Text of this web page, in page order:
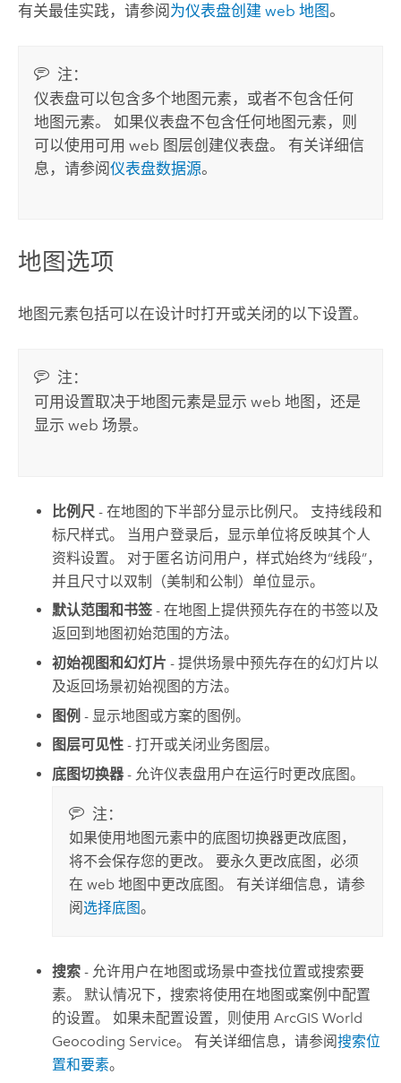
有关最佳实践，请参阅为仪表盘创建 web 地图。
注：
仪表盘可以包含多个地图元素，或者不包含任何
地图元素。 如果仪表盘不包含任何地图元素，则
可以使用可用 web 图层创建仪表盘。 有关详细信
息，请参阅仪表盘数据源。
地图选项
地图元素包括可以在设计时打开或关闭的以下设置。
注：
可用设置取决于地图元素是显示 web 地图，还是
显示 web 场景。
比例尺 - 在地图的下半部分显示比例尺。 支持线段和
标尺样式。 当用户登录后，显示单位将反映其个人
资料设置。 对于匿名访问用户，样式始终为“线段”，
并且尺寸以双制（美制和公制）单位显示。
默认范围和书签 - 在地图上提供预先存在的书签以及
返回到地图初始范围的方法。
初始视图和幻灯片 - 提供场景中预先存在的幻灯片以
及返回场景初始视图的方法。
图例 - 显示地图或方案的图例。
图层可见性 - 打开或关闭业务图层。
底图切换器- 允许仪表盘用户在运行时更改底图。
注：
如果使用地图元素中的底图切换器更改底图，
将不会保存您的更改。 要永久更改底图，必须
在 web 地图中更改底图。 有关详细信息，请参
阅选择底图。
搜索 - 允许用户在地图或场景中查找位置或搜索要
素。 默认情况下，搜索将使用在地图或案例中配置
的设置。
如果未配置设置，则使用ArcGIS World
Geocoding Service。 有关详细信息，请参阅搜索位
置和要素。